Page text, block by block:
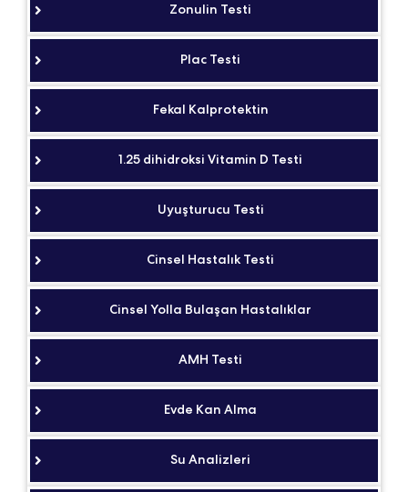
Zonulin Testi
Plac Testi
Fekal Kalprotektin
1.25 dihidroksi Vitamin D Testi
Uyuşturucu Testi
Cinsel Hastalık Testi
Cinsel Yolla Bulaşan Hastalıklar
AMH Testi
Evde Kan Alma
Su Analizleri